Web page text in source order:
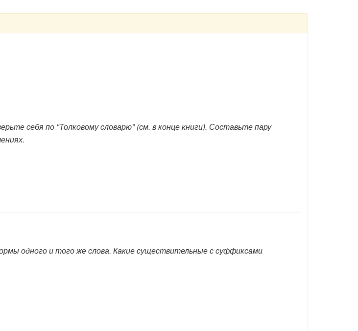
себя по "Толковому словарю" (см. в конце книги). Составьте пару
одного и того же слова. Какие существительные с суффиксами